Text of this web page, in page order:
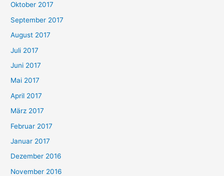
Oktober 2017
September 2017
August 2017
Juli 2017
Juni 2017
Mai 2017
April 2017
März 2017
Februar 2017
Januar 2017
Dezember 2016
November 2016